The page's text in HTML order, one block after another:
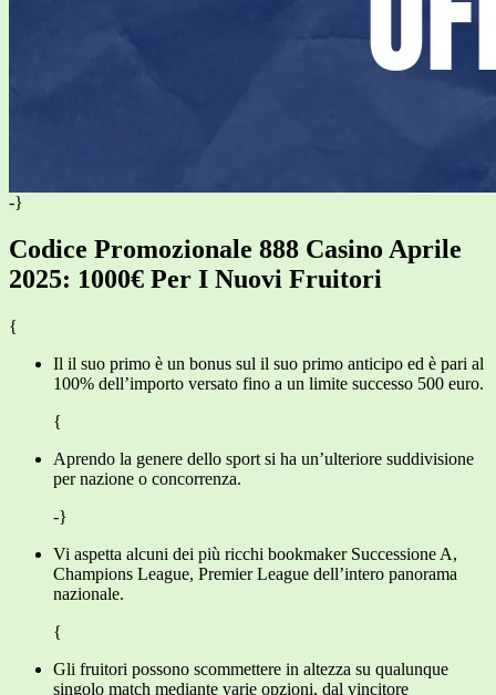
-}
Codice Promozionale 888 Casino Aprile
2025: 1000€ Per I Nuovi Fruitori
{
Il il suo primo è un bonus sul il suo primo anticipo ed è pari al
100% dell’importo versato fino a un limite successo 500 euro.
{
Aprendo la genere dello sport si ha un’ulteriore suddivisione
per nazione o concorrenza.
-}
Vi aspetta alcuni dei più ricchi bookmaker Successione A,
Champions League, Premier League dell’intero panorama
nazionale.
{
Gli fruitori possono scommettere in altezza su qualunque
singolo match mediante varie opzioni, dal vincitore